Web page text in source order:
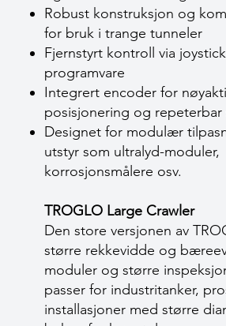
Robust konstruksjon og
for bruk i trange tunneler
Fjernstyrt kontroll via
programvare
Integrert encoder for
posisjonering og repeterbar
Designet for modulær
utstyr som ultralyd-moduler,
korrosjonsmålere osv.
TROGLO Large Crawler
Den store versjonen av
større rekkevidde og
moduler og større
passer for industritanker,
installasjoner med større